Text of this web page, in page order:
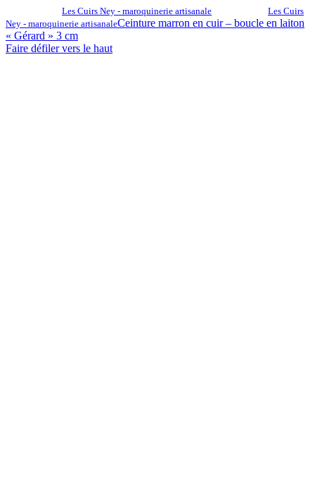
Les Cuirs Ney - maroquinerie artisanale
Les Cuirs
Ney - maroquinerie artisanaleCeinture marron en cuir – boucle en laiton
« Gérard » 3 cm
Faire défiler vers le haut